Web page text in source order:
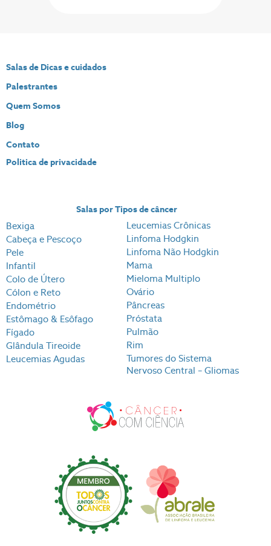
Salas de Dicas e cuidados
Palestrantes
Quem Somos
Blog
Contato
Politica de privacidade
Salas por Tipos de câncer
Bexiga
Cabeça e Pescoço
Pele
Infantil
Colo de Útero
Cólon e Reto
Endométrio
Estômago & Esôfago
Fígado
Glândula Tireoide
Leucemias Agudas
Leucemias Crônicas
Linfoma Hodgkin
Linfoma Não Hodgkin
Mama
Mieloma Multiplo
Ovário
Pâncreas
Próstata
Pulmão
Rim
Tumores do Sistema
Nervoso Central – Gliomas